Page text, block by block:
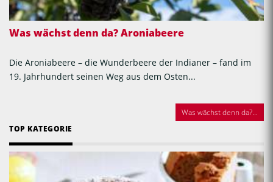
Was wächst denn da? Aroniabeere
Die Aroniabeere – die Wunderbeere der Indianer – fand im
19. Jahrhundert seinen Weg aus dem Osten...
Was wächst denn da?...
TOP KATEGORIE